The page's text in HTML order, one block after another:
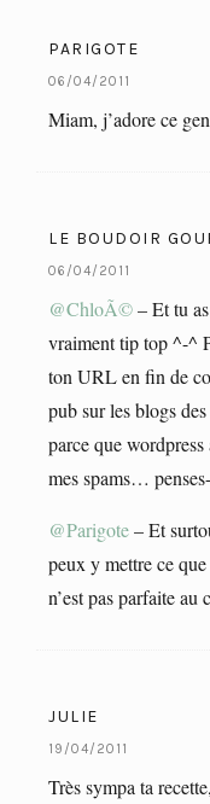
PARIGOTE
06/04/2011
Miam, j’adore ce
LE BOUDOIR
06/04/2011
@ChloÃ©– Et tu
vraiment tip top ^-^
ton URL en fin de
pub sur les blogs
parce que
mes spams…
@Parigote– Et
peux y mettre ce
n’est pas parfaite au
JULIE
19/04/2011
Très sympa ta